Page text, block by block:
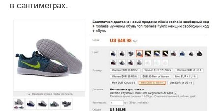
в сантиметрах.